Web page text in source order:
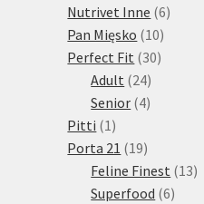
produkty
Nutrivet Inne 66
Pan Mięsko 1010
Perfect Fit 3030
Adult 2424
produktů
Senior 44
Pitti 1 1
produkt
Porta 21 1919
produktů
Feline Finest 1313
Superfood 66